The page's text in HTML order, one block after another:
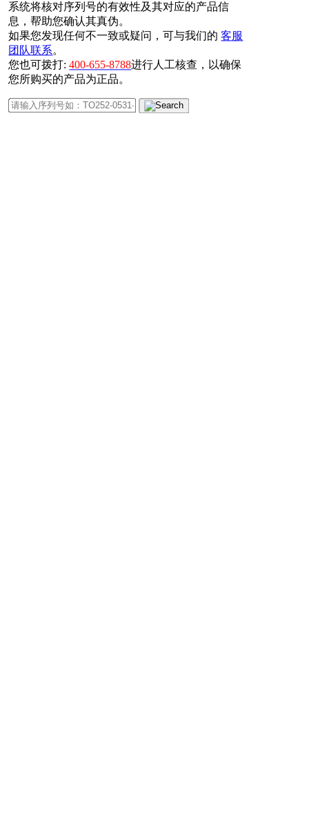
系统将核对序列号的有效性及其对应的产品信
息，帮助您确认其真伪。
如果您发现任何不一致或疑问，可与我们的客服
团队联系。
您也可拨打:400-655-8788进行人工核查，以确保
您所购买的产品为正品。